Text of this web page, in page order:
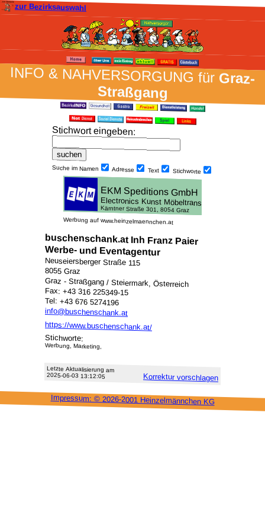
zur Bezirksauswahl
INFO & NAH­VER­SORG­UNG fürGraz-
Straßgang
Stich­wort ein­geben:
Suche im Namen Adresse Text Stich­worte
Werbung auf www.heinzelmaennchen.at
buschenschank.at Inh Franz Paier
Werbe- und Eventagentur
Neuseiersberger Straße 115
8055 Graz
Graz - Straßgang / Steiermark, Österreich
Fax: +43 316 225349-15
Tel: +43 676 5274196
info@buschenschank.at
https://www.buschenschank.at/
Stichworte:
Werbung, Marketing,
Letzte Aktu­alisie­rung am
2025-06-03 13:12:05 Korrektur vor­schlagen
Impressum: © 2026-2001 Heinzel­männchen KG